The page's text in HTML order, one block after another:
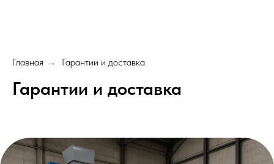
Главная → Гарантии и доставка
Гарантии и доставка